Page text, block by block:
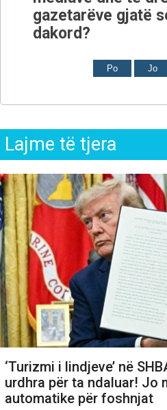
gazetarëve gjatë
dakord?
Po Jo
Lajme të tjera
‘Turizmi i lindjeve’ në
urdhra për ta ndaluar! Jo
automatike për foshnjat